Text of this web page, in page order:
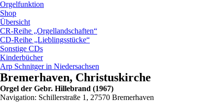
Orgelfunktion
Shop
Übersicht
CR-Reihe „Orgellandschaften“
CD-Reihe „Lieblingsstücke“
Sonstige CDs
Kinderbücher
Arp Schnitger in Niedersachsen
Bremerhaven, Christuskirche
Orgel der Gebr. Hillebrand (1967)
Navigation: Schillerstraße 1, 27570 Bremerhaven